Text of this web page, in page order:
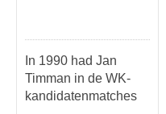
In 1990 had Jan
Timman in de WK-
kandidatenmatches